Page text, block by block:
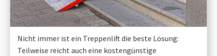
Nicht immer ist ein Treppenlift die beste Lösung:
Teilweise reicht auch eine kostengünstige